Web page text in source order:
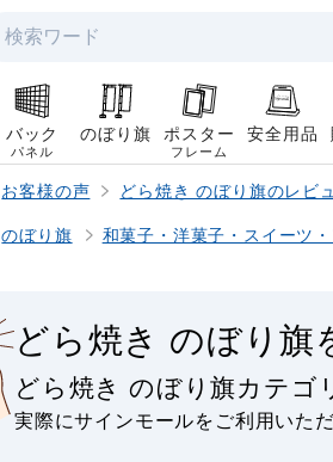
検索
バック
パネル
のぼり旗 ポスター
フレーム
安全用品
お客様の声
どら焼き のぼり旗のレビ
のぼり旗 和菓子・洋菓子・スイーツ
どら焼き のぼり旗
どら焼き のぼり旗カテゴ
実際にサインモールをご利用いた